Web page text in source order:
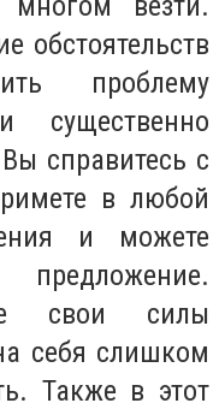
обстоятельств
проблему
существенно
справитесь с
в любой
и можете
предложение.
свои силы
себя слишком
Также в этот